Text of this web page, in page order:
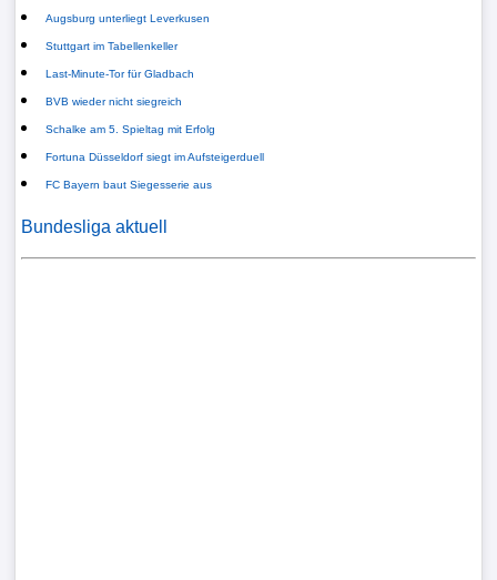
Augsburg unterliegt Leverkusen
Stuttgart im Tabellenkeller
Last-Minute-Tor für Gladbach
BVB wieder nicht siegreich
Schalke am 5. Spieltag mit Erfolg
Fortuna Düsseldorf siegt im Aufsteigerduell
FC Bayern baut Siegesserie aus
Bundesliga aktuell